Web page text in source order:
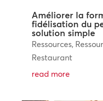
Améliorer la
fidélisation du
solution simple
Ressources,
Restaurant
read more